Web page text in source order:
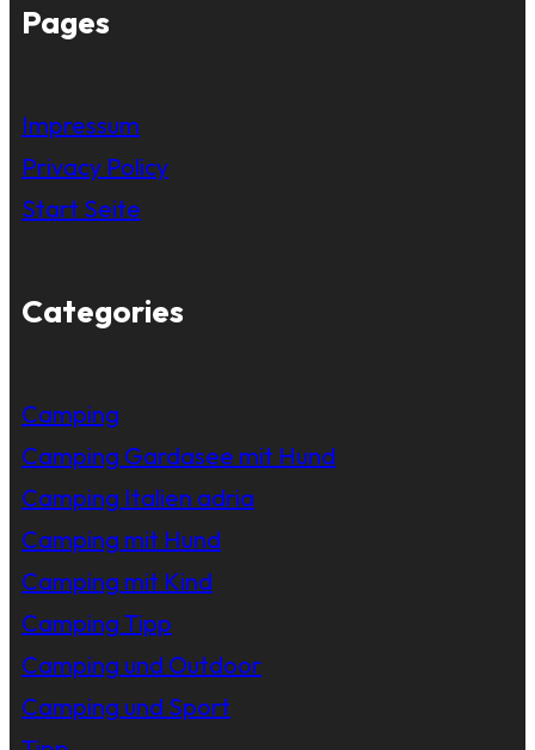
Pages
Impressum
Privacy Policy
Start Seite
Categories
Camping
Camping Gardasee mit Hund
Camping Italien adria
Camping mit Hund
Camping mit Kind
Camping Tipp
Camping und Outdoor
Camping und Sport